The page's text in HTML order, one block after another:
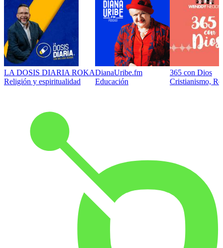
LA DOSIS DIARIA ROKA
Religión y espiritualidad
DianaUribe.fm
Educación
365 con Dios
Cristianismo,